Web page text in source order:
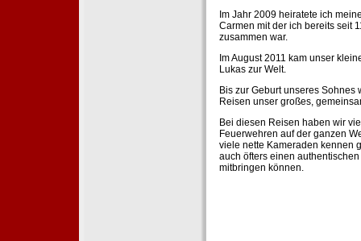
Im Jahr 2009 heiratete ich
Carmen mit der ich bereits seit
zusammen war.
Im August 2011 kam unser
Lukas zur Welt.
Bis zur Geburt unseres Sohnes
Reisen unser großes,
Bei diesen Reisen haben wir
Feuerwehren auf der ganzen
viele nette Kameraden kennen
auch öfters einen
mitbringen können.